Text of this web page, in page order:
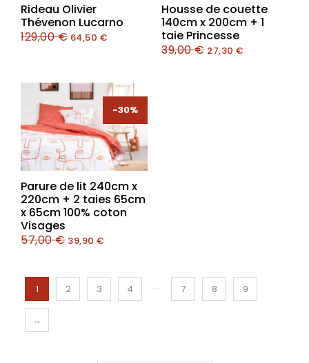
Rideau Olivier
Thévenon Lucarno
129,00€ 64,50 €
Housse de couette
140cm x 200cm + 1
taie Princesse
39,00€ 27,30 €
-30%
-30%
Parure de lit 240cm x
220cm + 2 taies 65cm
x 65cm 100% coton
Visages
57,00€ 39,90 €
1 2 3 4 … 7 8 9
→